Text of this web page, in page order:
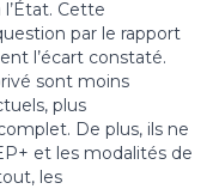
Cette
par le rapport
l’écart constaté.
sont moins
plus
De plus, ils ne
et les modalités de
les